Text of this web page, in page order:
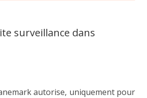
surveillance dans
autorise, uniquement pour